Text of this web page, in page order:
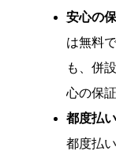
安心の
は無料
も、併
心の保
都度払
都度払